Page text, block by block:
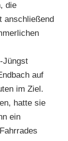
die
anschließend
Jüngst
auf
im Ziel.
hatte sie
ein